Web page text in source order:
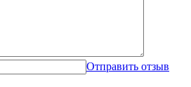
Отправить отзыв